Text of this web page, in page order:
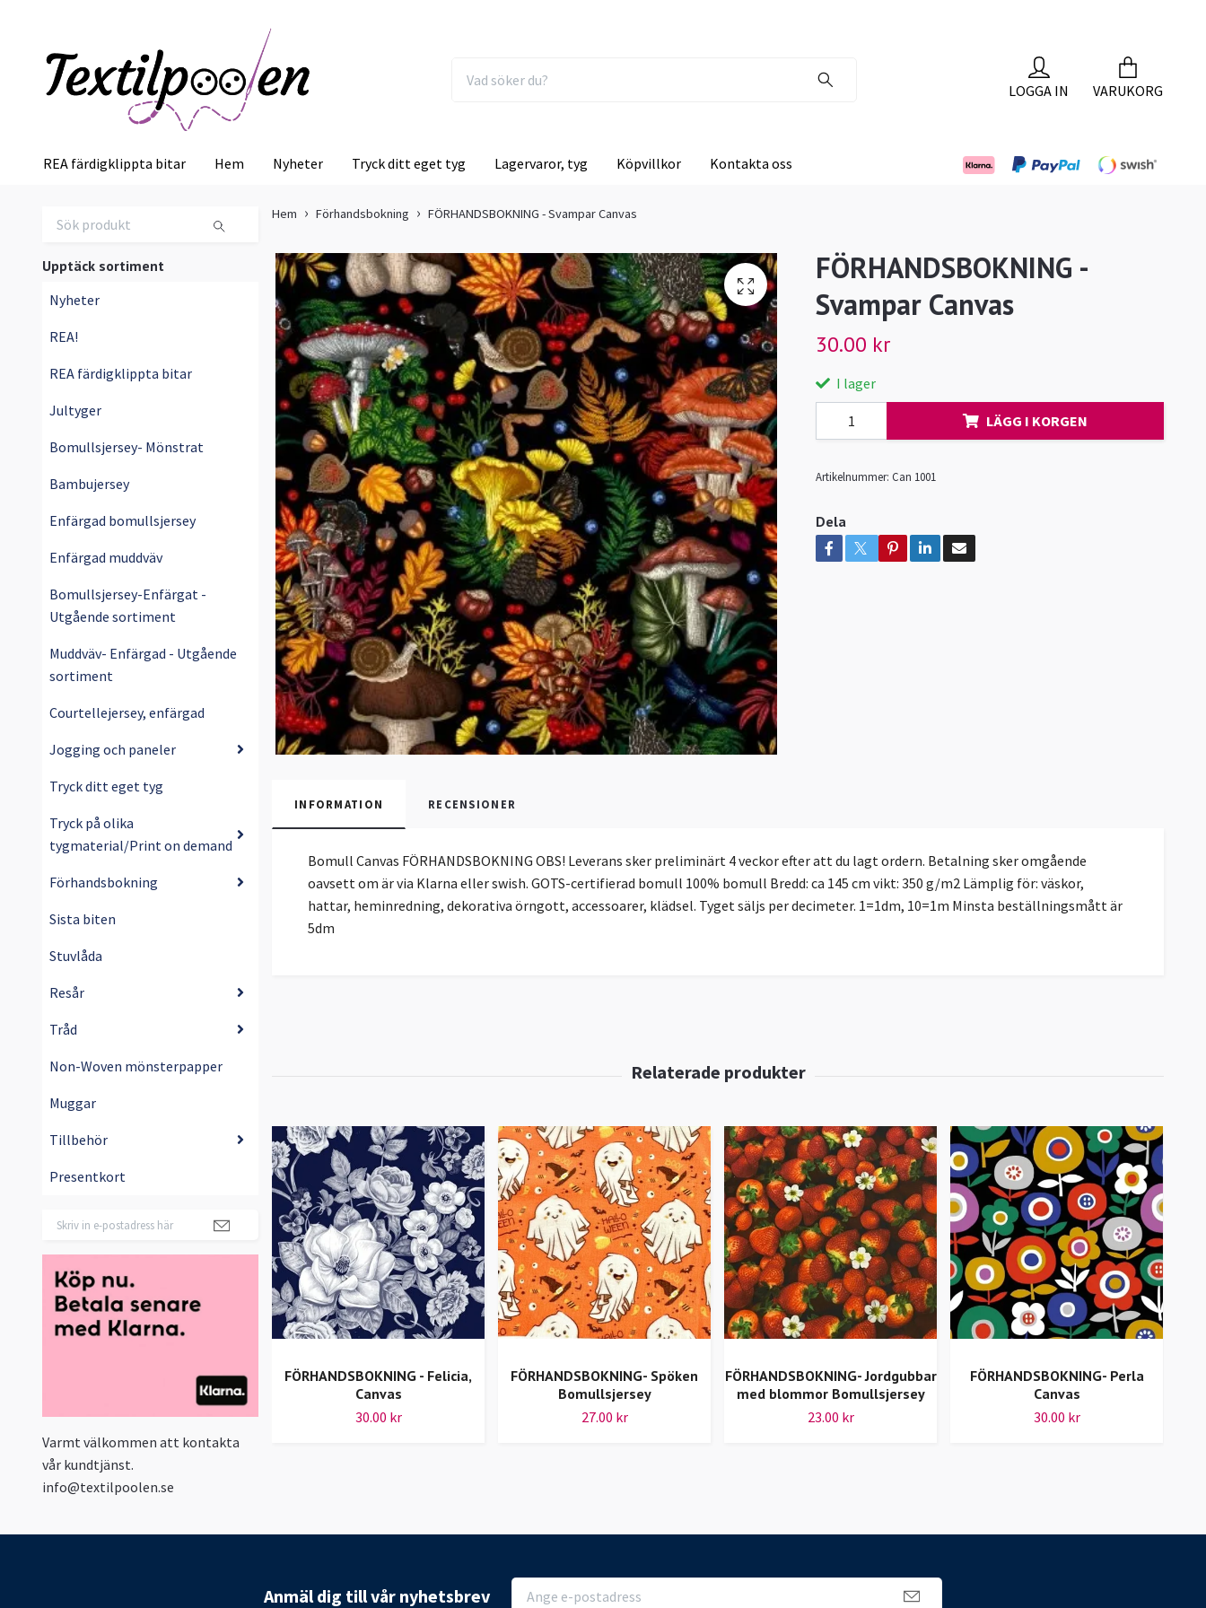
LOGGA IN VARUKORG
REA färdigklippta bitar Hem Nyheter Tryck ditt eget tyg Lagervaror, tyg Köpvillkor Kontakta oss
Upptäck sortiment
Nyheter
REA!
REA färdigklippta bitar
Jultyger
Bomullsjersey- Mönstrat
Bambujersey
Enfärgad bomullsjersey
Enfärgad muddväv
Bomullsjersey-Enfärgat -
Utgående sortiment
Muddväv- Enfärgad - Utgående
sortiment
Courtellejersey, enfärgad
Jogging och paneler
Tryck ditt eget tyg
Tryck på olika
tygmaterial/Print on demand
Förhandsbokning
Sista biten
Stuvlåda
Resår
Tråd
Non-Woven mönsterpapper
Muggar
Tillbehör
Presentkort
Varmt välkommen att kontakta
vår kundtjänst.
info@textilpoolen.se
Hem Förhandsbokning FÖRHANDSBOKNING - Svampar Canvas
FÖRHANDSBOKNING -
Svampar Canvas
30.00 kr
I lager
LÄGG I KORGEN
Artikelnummer: Can 1001
Dela
INFORMATION RECENSIONER
Bomull Canvas FÖRHANDSBOKNING OBS! Leverans sker preliminärt 4 veckor efter att du lagt ordern. Betalning sker omgående
oavsett om är via Klarna eller swish. GOTS-certifierad bomull 100% bomull Bredd: ca 145 cm vikt: 350 g/m2 Lämplig för: väskor,
hattar, heminredning, dekorativa örngott, accessoarer, klädsel. Tyget säljs per decimeter. 1=1dm, 10=1m Minsta beställningsmått är
5dm
FÖRHANDSBOKNING - Felicia,
Canvas
30.00 kr
FÖRHANDSBOKNING- Spöken
Bomullsjersey
27.00 kr
FÖRHANDSBOKNING- Jordgubbar
med blommor Bomullsjersey
23.00 kr
FÖRHANDSBOKNING- Perla
Canvas
30.00 kr
Anmäl dig till vår nyhetsbrev